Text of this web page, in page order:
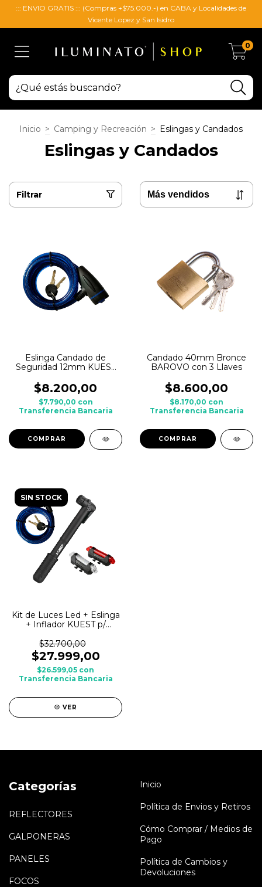
::: ENVIO GRATIS ::: (Compras +$75.000.-) en CABA y Localidades de
Vicente Lopez y San Isidro
0
Inicio > Camping y Recreación > Eslingas y Candados
Eslingas y Candados
Filtrar
Eslinga Candado de
Seguridad 12mm KUEST
$8.200,00
$7.790,00 con
Transferencia Bancaria
Candado 40mm Bronce
BAROVO con 3 Llaves
$8.600,00
$8.170,00 con
Transferencia Bancaria
SIN STOCK
Kit de Luces Led + Eslinga
+ Inflador KUEST p/
$32.700,00
$27.999,00
$26.599,05 con
Transferencia Bancaria
VER
Categorías
REFLECTORES
GALPONERAS
PANELES
FOCOS
Inicio
Política de Envios y Retiros
Cómo Comprar / Medios de
Pago
Política de Cambios y
Devoluciones